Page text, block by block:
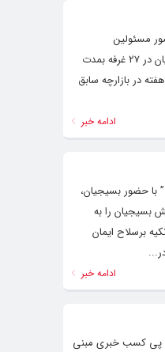
بسیج ، با حضور مسئولین
شهرستانی ، نمایشگاه دستاوردها توانمندی ها و ابتکارات بسیجیان سپاه شهرستان خوی افتتاح شد. در این نمایشگاه بسیجیان در ۲۷ غرفه بمدت
در بازارچه سابق
ادامه خبر
با حضور بسیجیان،
بسیجیان را به
برسلاح ایمان
ادامه خبر
پی کسب خبری مبنی